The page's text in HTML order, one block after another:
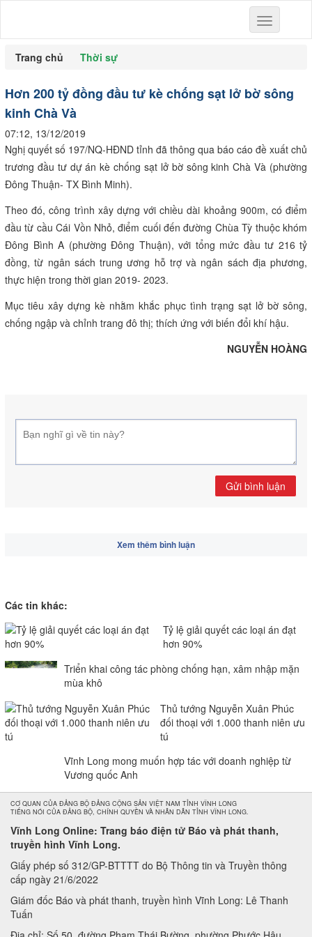
Toggle
navigation
Trang chủ
Thời sự
Hơn 200 tỷ đồng đầu tư kè chống sạt lở bờ sông
kinh Chà Và
07:12, 13/12/2019
Nghị quyết số 197/NQ-HĐND tỉnh đã thông qua báo cáo đề xuất chủ
trương đầu tư dự án kè chống sạt lở bờ sông kinh Chà Và (phường
Đông Thuận- TX Bình Minh).
Theo đó, công trình xây dựng với chiều dài khoảng 900m, có điểm
đầu từ cầu Cái Vồn Nhỏ, điểm cuối đến đường Chùa Tỳ thuộc khóm
Đông Bình A (phường Đông Thuận), với tổng mức đầu tư 216 tỷ
đồng, từ ngân sách trung ương hỗ trợ và ngân sách địa phương,
thực hiện trong thời gian 2019- 2023.
Mục tiêu xây dựng kè nhằm khắc phục tình trạng sạt lở bờ sông,
chống ngập và chỉnh trang đô thị; thích ứng với biến đổi khí hậu.
NGUYỄN HOÀNG
Gửi bình luận
Xem thêm bình luận
Các tin khác:
Tỷ lệ giải quyết các loại án đạt
hơn 90%
Triển khai công tác phòng chống hạn, xâm nhập mặn
mùa khô
Thủ tướng Nguyễn Xuân Phúc
đối thoại với 1.000 thanh niên ưu
tú
Vĩnh Long mong muốn hợp tác với doanh nghiệp từ
Vương quốc Anh
CƠ QUAN CỦA ĐẢNG BỘ ĐẢNG CỘNG SẢN VIỆT NAM TỈNH VĨNH LONG
TIẾNG NÓI CỦA ĐẢNG BỘ, CHÍNH QUYỀN VÀ NHÂN DÂN TỈNH VĨNH LONG.
Vĩnh Long Online: Trang báo điện tử Báo và phát thanh,
truyền hình Vĩnh Long.
Giấy phép số 312/GP-BTTTT do Bộ Thông tin và Truyền thông
cấp ngày 21/6/2022
Giám đốc Báo và phát thanh, truyền hình Vĩnh Long: Lê Thanh
Tuấn